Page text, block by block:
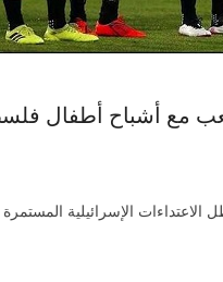
مع أشباح أطفال
الإسرائيلية المستمرة